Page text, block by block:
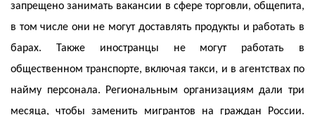
запрещено занимать вакансии в сфере торговли, общепита,
в том числе они не могут доставлять продукты и работать в
барах. Также иностранцы не могут работать в
общественном транспорте, включая такси, и в агентствах по
найму персонала. Региональным организациям дали три
месяца, чтобы заменить мигрантов на граждан России.